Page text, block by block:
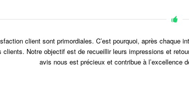
client sont primordiales. C’est pourquoi, après chaque
Notre objectif est de recueillir leurs impressions et
avis nous est précieux et contribue à l’excellence